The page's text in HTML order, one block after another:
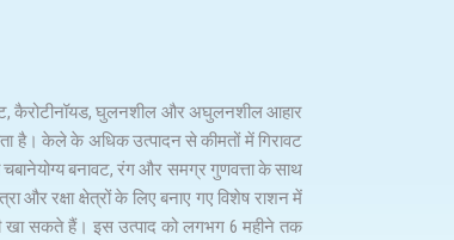
कैरोटीनॉयड, घुलनशील और अघुलनशील आहार
है। केले के अधिक उत्पादन से कीमतों में गिरावट
बनावट, रंग और समग्र गुणवत्ता के साथ
और रक्षा क्षेत्रों के लिए बनाए गए विशेष राशन में
खा सकते हैं। इस उत्पाद को लगभग 6 महीने तक